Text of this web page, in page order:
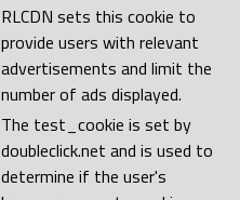
RLCDN sets this cookie to
provide users with relevant
advertisements and limit the
number of ads displayed.
The test_cookie is set by
doubleclick.net and is used to
determine if the user's